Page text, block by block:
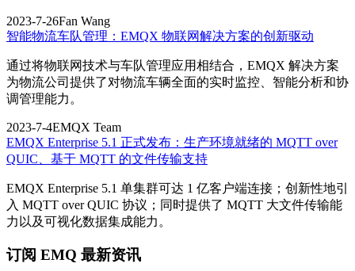
2023-7-26Fan Wang
智能物流车队管理：EMQX 物联网解决方案的创新驱动
通过将物联网技术与车队管理应用相结合，EMQX 解决方案
为物流公司提供了对物流车辆全面的实时监控、智能分析和协
调管理能力。
2023-7-4EMQX Team
EMQX Enterprise 5.1 正式发布：生产环境就绪的 MQTT over
QUIC、基于 MQTT 的文件传输支持
EMQX Enterprise 5.1 单集群可达 1 亿客户端连接；创新性地引
入 MQTT over QUIC 协议；同时提供了 MQTT 大文件传输能
力以及可视化数据集成能力。
订阅 EMQ 最新资讯